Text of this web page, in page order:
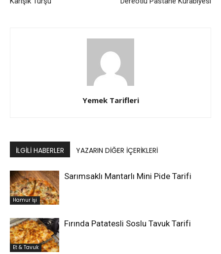
Yemek Tarifleri
İLGILI HABERLER YAZARIN DIĞER İÇERIKLERI
Hamur İşi
Sarımsaklı Mantarlı Mini Pide Tarifi
Et & Tavuk
Fırında Patatesli Soslu Tavuk Tarifi